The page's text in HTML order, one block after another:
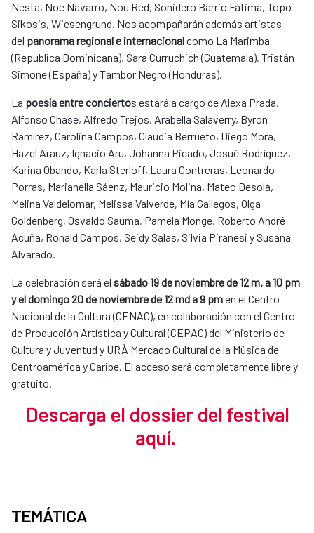
Nesta, Noe Navarro, Nou Red, Sonidero Barrio Fátima, Topo
Sikosis, Wiesengrund. Nos acompañarán además artistas
del panorama regional e internacionalcomo La Marimba
(República Dominicana), Sara Curruchich (Guatemala), Tristán
Simone (España) y Tambor Negro (Honduras).
La poesía entre conciertos estará a cargo de Alexa Prada,
Alfonso Chase, Alfredo Trejos, Arabella Salaverry, Byron
Ramírez, Carolina Campos, Claudia Berrueto, Diego Mora,
Hazel Arauz, Ignacio Aru, Johanna Picado, Josué Rodríguez,
Karina Obando, Karla Sterloff, Laura Contreras, Leonardo
Porras, Marianella Sáenz, Mauricio Molina, Mateo Desolá,
Melina Valdelomar, Melissa Valverde, Mía Gallegos, Olga
Goldenberg, Osvaldo Sauma, Pamela Monge, Roberto André
Acuña, Ronald Campos, Seidy Salas, Silvia Piranesi y Susana
Alvarado.
La celebración será el sábado 19 de noviembre de 12 m. a 10 pm
y el domingo 20 de noviembre de 12 md a 9 pmen el Centro
Nacional de la Cultura (CENAC), en colaboración con el Centro
de Producción Artística y Cultural (CEPAC) del Ministerio de
Cultura y Juventud y URÀ Mercado Cultural de la Música de
Centroamérica y Caribe. El acceso será completamente libre y
gratuito.
Descarga el dossier del festival
aquí.
TEMÁTICA